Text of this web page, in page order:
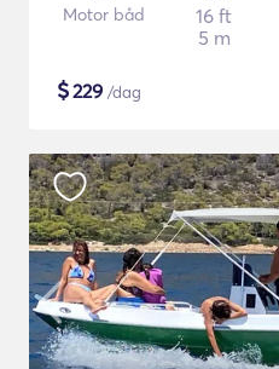
Motor båd
16 ft
5 m
$229 /dag